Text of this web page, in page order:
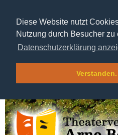
Diese Website nutzt
Nutzung durch Besucher zu
Datenschutzerklärung
Verstanden.